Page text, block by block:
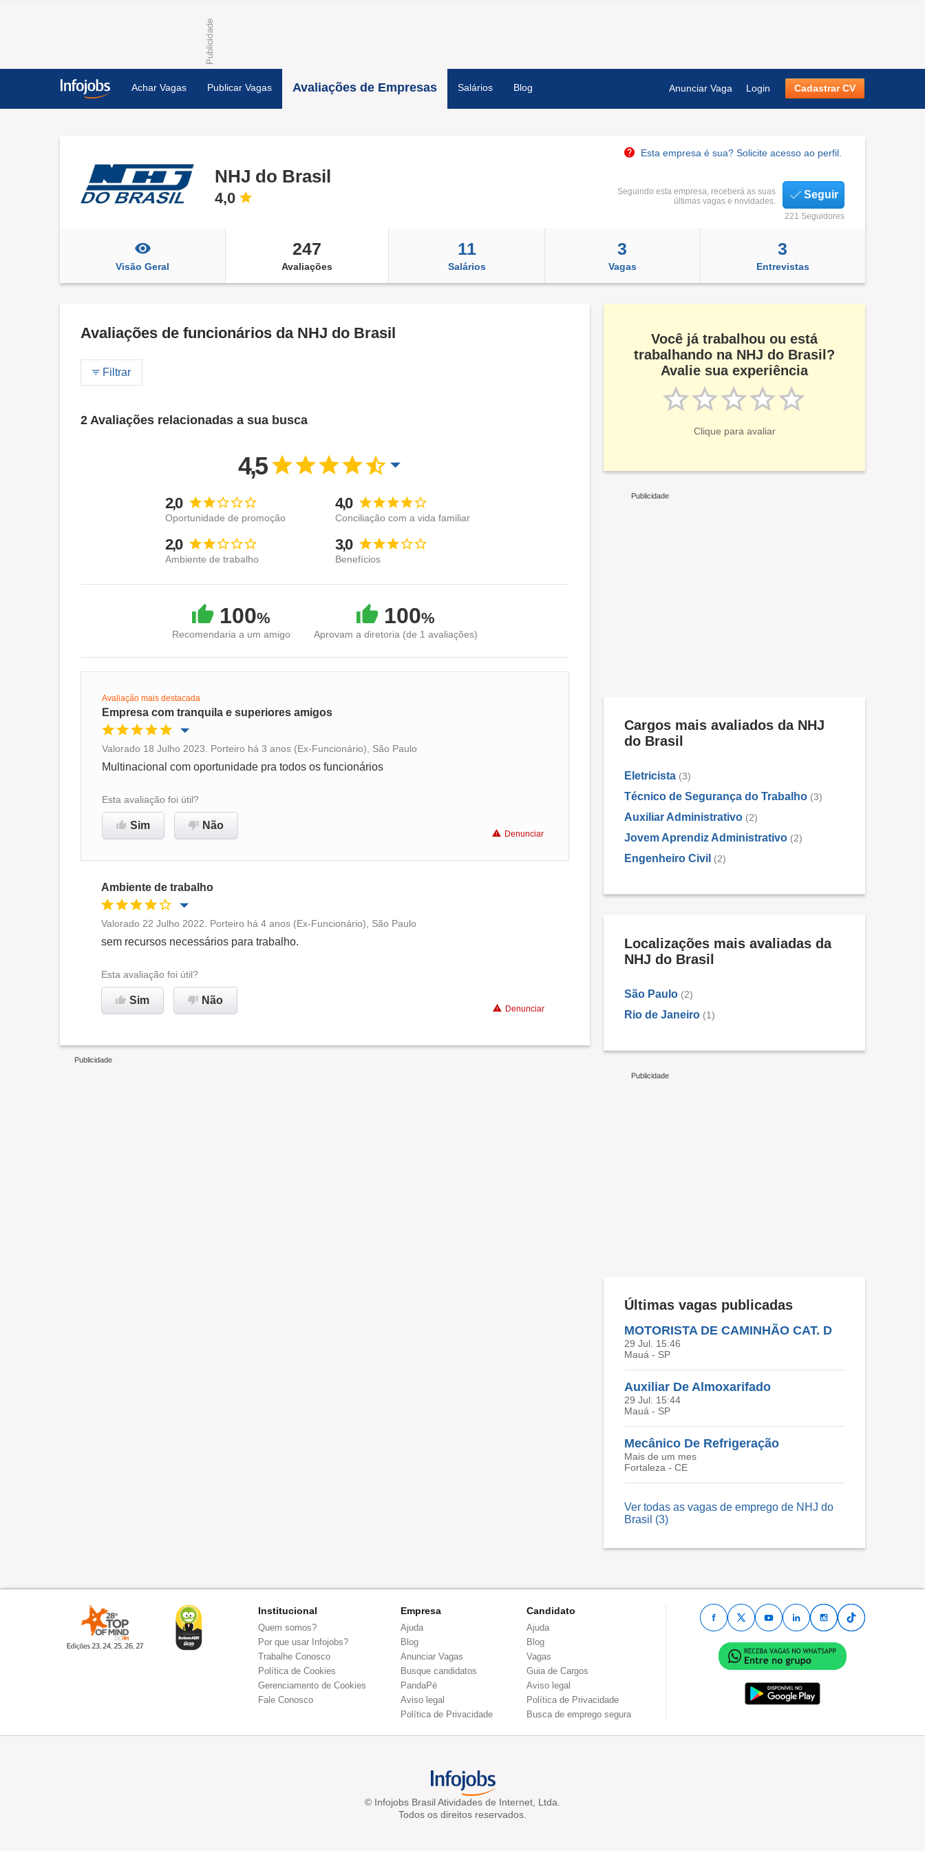
Achar Vagas Publicar Vagas Avaliações de Empresas Salários Blog Anunciar Vaga Login Cadastrar CV
Esta empresa é sua? Solicite acesso ao perfil.
NHJ do Brasil
4,0
Seguindo esta empresa, receberá as suas
últimas vagas e novidades.
Seguir
221 Seguidores
Visão Geral
247
Avaliações
11
Salários
3
Vagas
3
Entrevistas
Avaliações de funcionários da NHJ do Brasil
Filtrar
2 Avaliações relacionadas a sua busca
4,5
2,0
Oportunidade de promoção
4,0
Conciliação com a vida familiar
2,0
Ambiente de trabalho
3,0
Benefícios
100%
Recomendaria a um amigo
100%
Aprovam a diretoria (de 1 avaliações)
Avaliação mais destacada
Empresa com tranquila e superiores amigos
Oportunidade de promoção
Ambiente de trabalho
Conciliação com a vida familiar
Recomenda esta empresa
Valorado 18 Julho 2023. Porteiro há 3 anos (Ex-Funcionário), São Paulo
Multinacional com oportunidade pra todos os funcionários
Esta avaliação foi útil?
Sim Não
Denunciar
Ambiente de trabalho
Oportunidade de promoção
Ambiente de trabalho
Recomenda esta empresa
Valorado 22 Julho 2022. Porteiro há 4 anos (Ex-Funcionário), São Paulo
sem recursos necessários para trabalho.
Esta avaliação foi útil?
Sim Não
Denunciar
Você já trabalhou ou está
trabalhando na NHJ do Brasil?
Avalie sua experiência
Clique para avaliar
Cargos mais avaliados da NHJ
do Brasil
Eletricista (3)
Técnico de Segurança do Trabalho (3)
Auxiliar Administrativo (2)
Jovem Aprendiz Administrativo (2)
Engenheiro Civil (2)
Localizações mais avaliadas da
NHJ do Brasil
São Paulo (2)
Rio de Janeiro (1)
Últimas vagas publicadas
MOTORISTA DE CAMINHÃO CAT. D
29 Jul. 15:46
Mauá - SP
Auxiliar De Almoxarifado
29 Jul. 15:44
Mauá - SP
Mecânico De Refrigeração
Mais de um mes
Fortaleza - CE
Ver todas as vagas de emprego de NHJ do
Brasil (3)
Institucional
Quem somos?
Por que usar Infojobs?
Trabalhe Conosco
Política de Cookies
Gerenciamento de Cookies
Fale Conosco
Empresa
Ajuda
Blog
Anunciar Vagas
Busque candidatos
PandaPé
Aviso legal
Política de Privacidade
Candidato
Ajuda
Blog
Vagas
Guia de Cargos
Aviso legal
Política de Privacidade
Busca de emprego segura
© Infojobs Brasil Atividades de Internet, Ltda.
Todos os direitos reservados.